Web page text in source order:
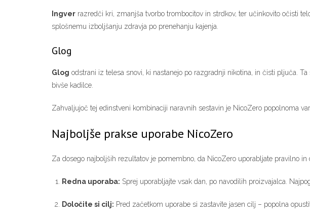
Ingver razredči kri, zmanjša tvorbo trombocitov in strdkov, ter učinkovito očisti
splošnemu izboljšanju zdravja po prenehanju kajenja.
Glog
Glog odstrani iz telesa snovi, ki nastanejo po razgradnji nikotina, in čisti pljuča.
bivše kadilce.
Zahvaljujoč tej edinstveni kombinaciji naravnih sestavin je NicoZero popolnoma
Najboljše prakse uporabe NicoZero
Za dosego najboljših rezultatov je pomembno, da NicoZero uporabljate pravilno
Redna uporaba: Sprej uporabljajte vsak dan, po navodilih proizvajalca.
Določite si cilj: Pred začetkom uporabe si zastavite jasen cilj – popolna